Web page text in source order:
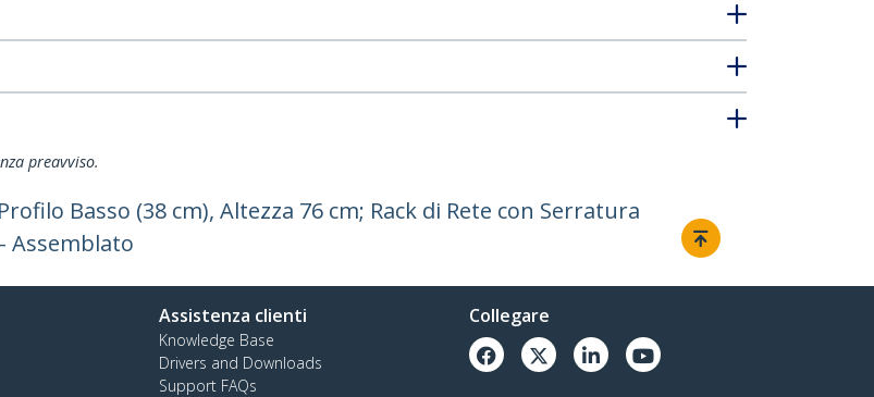
preavviso.
Basso (38 cm), Altezza 76 cm; Rack di Rete con Serratura
Assemblato
Assistenza clienti
Knowledge Base
Drivers and Downloads
Support FAQs
Collegare